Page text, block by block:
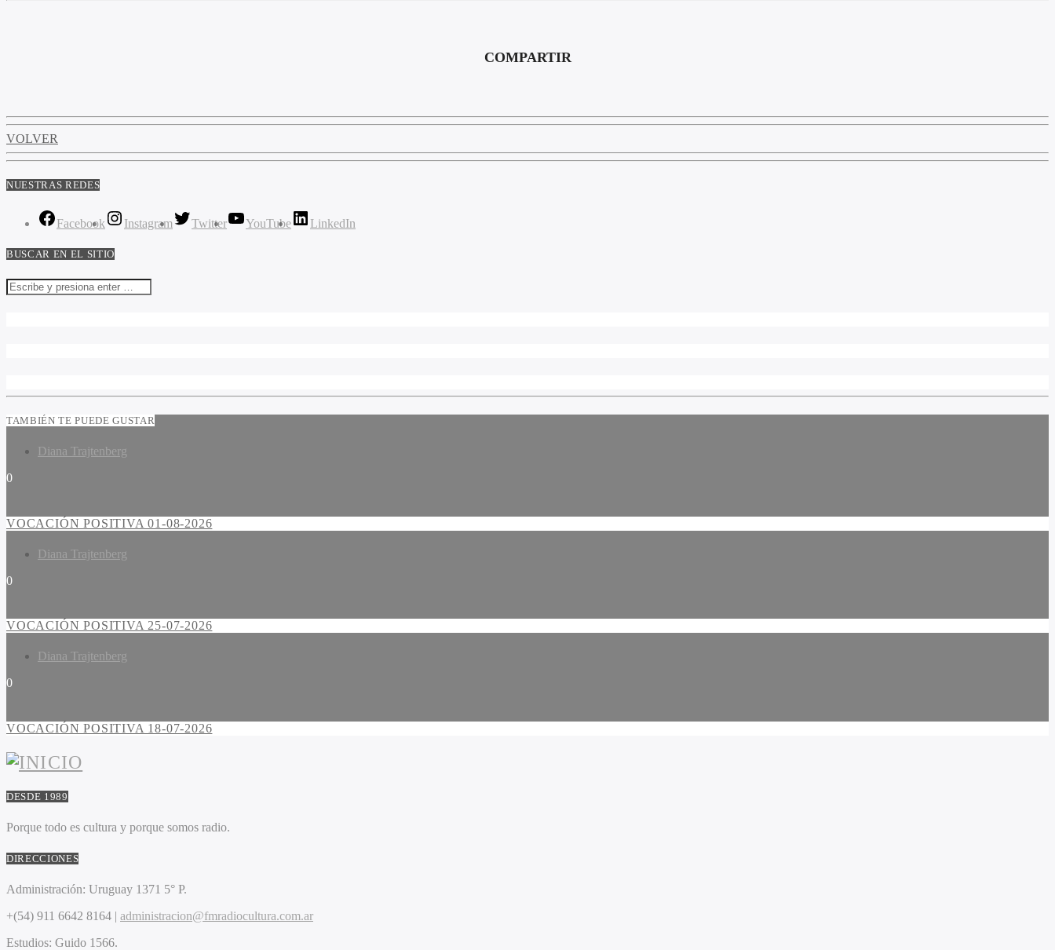
COMPARTIR
VOLVER
NUESTRAS REDES
Facebook Instagram Twitter YouTube LinkedIn
BUSCAR EN EL SITIO
TAMBIÉN TE PUEDE GUSTAR
Diana Trajtenberg
0
VOCACIÓN POSITIVA 01-08-2026
Diana Trajtenberg
0
VOCACIÓN POSITIVA 25-07-2026
Diana Trajtenberg
0
VOCACIÓN POSITIVA 18-07-2026
DESDE 1989
Porque todo es cultura y porque somos radio.
DIRECCIONES
Administración: Uruguay 1371 5° P.
+(54) 911 6642 8164 | administracion@fmradiocultura.com.ar
Estudios: Guido 1566.